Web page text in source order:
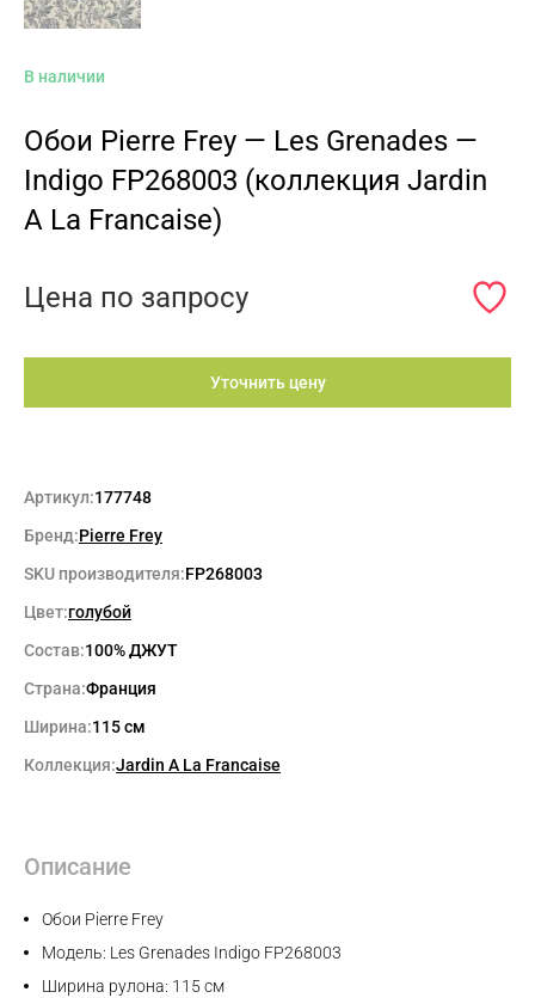
В наличии
Обои Pierre Frey — Les Grenades —
Indigo FP268003 (коллекция Jardin
A La Francaise)
Цена по запросу
Уточнить цену
Артикул:177748
Бренд:Pierre Frey
SKU производителя:FP268003
Цвет:голубой
Состав:100% ДЖУТ
Страна:Франция
Ширина:115 см
Коллекция:Jardin A La Francaise
Описание
Обои Pierre Frey
Модель: Les Grenades Indigo FP268003
Ширина рулона: 115 см